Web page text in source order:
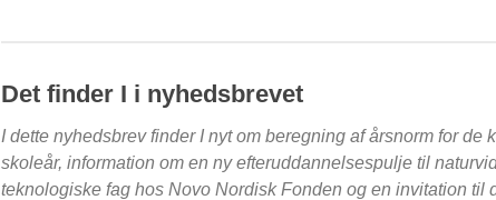
Det finder I i nyhedsbrevet
I dette nyhedsbrev finder I nyt om beregning af årsnorm for de
skoleår, information om en ny efteruddannelsespulje til
teknologiske fag hos Novo Nordisk Fonden og en invitation til